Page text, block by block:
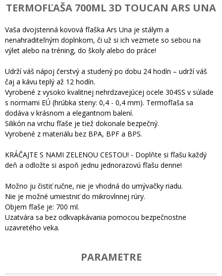
TERMOFĽAŠA 700ML 3D TOUCAN ARS UNA
Vaša dvojstenná kovová fľaška Ars Una je stálym a
nenahraditeľným doplnkom, či už si ich vezmete so sebou na
výlet alebo na tréning, do školy alebo do práce!
Udrží váš nápoj čerstvý a studený po dobu 24 hodín – udrží váš
čaj a kávu teplý až 12 hodín.
Vyrobené z vysoko kvalitnej nehrdzavejúcej ocele 304SS v súlade
s normami EÚ (hrúbka steny: 0,4 - 0,4 mm). Termofľaša sa
dodáva v krásnom a elegantnom balení.
Silikón na vrchu fľaše je tiež dokonale bezpečný.
Vyrobené z materiálu bez BPA, BPF a BPS.
KRÁČAJTE S NAMI ZELENOU CESTOU! - Doplňte si fľašu každý
deň a odložte si aspoň jednu jednorazovú fľašu denne!
Možno ju čistiť ručne, nie je vhodná do umývačky riadu.
Nie je možné umiestniť do mikrovlnnej rúry.
Objem fľaše je: 700 ml.
Uzatvára sa bez odkvapkávania pomocou bezpečnostne
uzavretého veka.
PARAMETRE